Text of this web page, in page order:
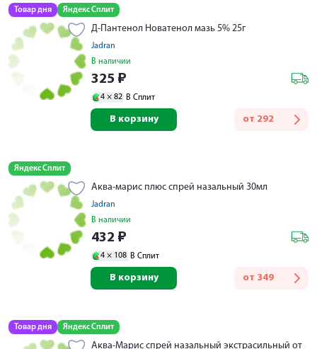
Товар дня Яндекс Сплит
Д-Пантенол Новатенол мазь 5% 25г
Jadran
В наличии
325 ₽
4 × 82 В Сплит
от 292
В корзину
Яндекс Сплит
Аква-марис плюс спрей назальный 30мл
Jadran
В наличии
432 ₽
4 × 108 В Сплит
от 349
В корзину
Товар дня Яндекс Сплит
Аква-Марис спрей назальный экстрасильный от